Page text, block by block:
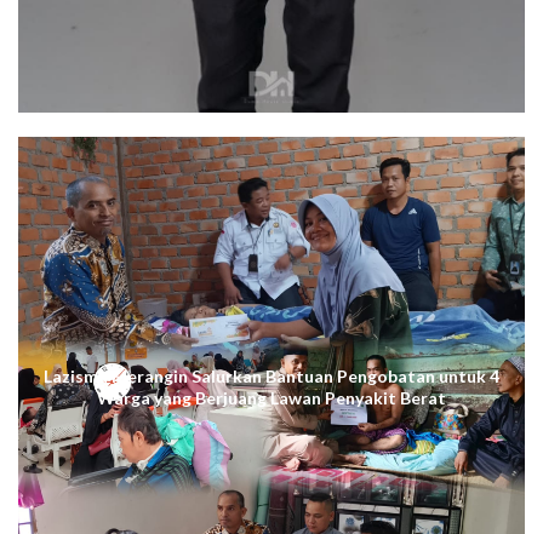
Lazismu Merangin Salurkan Bantuan Pengobatan untuk 4
Warga yang Berjuang Lawan Penyakit Berat